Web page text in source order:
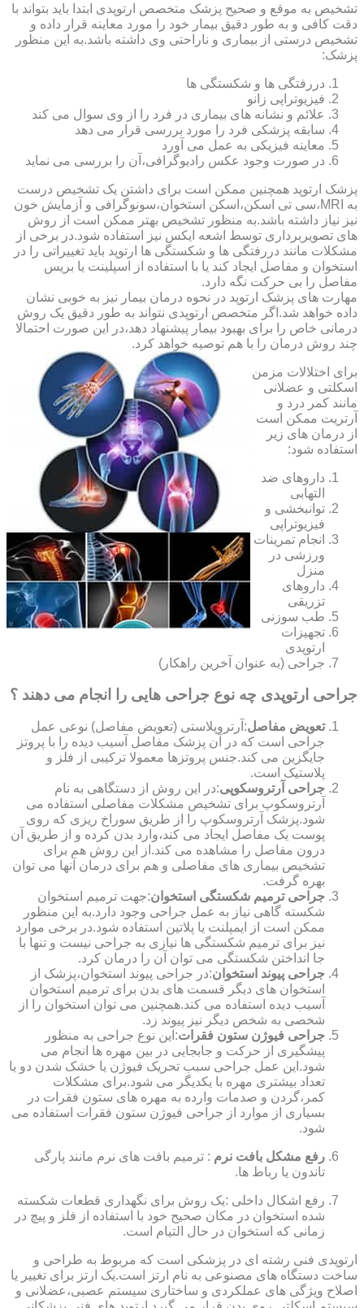
تشخیص به موقع و صحیح پزشک متخصص ارتوپدی ابتدا باید بتواند با
دقت کافی و به طور دقیق بیمار خود را مورد معاینه قرار داده و
تشخیص درستی از بیماری و ناراحتی وی داشته باشد.به این منظور
پزشک:
دررفتگی ها و شکستگی ها
فیزیوتراپی زانو
علائم و نشانه های بیماری در فرد را از وی سوال می کند
سابقه پزشکی فرد را مورد بررسی قرار می دهد
معاینه فیزیکی به عمل می آورد
در صورت وجود عکس رادیوگرافی،آن را بررسی می‎ نماید
پزشک ارتوپد همچنین ممکن است برای داشتن یک تشخیص درست
به MRI،سی تی اسکن،اسکن استخوان،سونوگرافی و آزمایش خون
نیز نیاز داشته باشد.به منظور تشخیص بهتر ممکن است از روش
های تصویربرداری توسط اشعه ایکس نیز استفاده شود.در برخی از
مشکلات مانند دررفتگی ها و شکستگی ها ارتوپد باید تغییراتی را در
استخوان و مفاصل ایجاد کند یا با استفاده از اسپلینت یا بریس
مفاصل را بی حرکت نگه دارد.
مهارت های پزشک ارتوپد در نحوه درمان بیمار نیز به خوبی نشان
داده خواهد شد.اگر متخصص ارتوپدی نتواند به طور دقیق یک روش
درمانی خاص را برای بهبود بیمار پیشنهاد دهد،در این صورت احتمالا
چند روش درمان را با هم توصیه خواهد کرد.
برای اختلالات مزمن
اسکلتی و عضلانی
مانند کمر درد و
آرتریت ممکن است
از درمان های زیر
استفاده شود:
داروهای ضد
التهابی
توانبخشی و
فیزیوتراپی
انجام تمرینات
ورزشی در
منزل
داروهای
تزریقی
طب سوزنی
تجهیزات
ارتوپدی
جراحی (به عنوان آخرین راهکار)
جراحی ارتوپدی چه نوع جراحی هایی را انجام می دهند ؟
تعویض مفاصل:آرتروپلاستی (تعویض مفاصل) نوعی عمل
جراحی است که در آن پزشک مفاصل آسیب دیده را با پروتز
جایگزین می کند.جنس پروتزها معمولا ترکیبی از فلز و
پلاستیک است.
جراحی آرتروسکوپی:در این روش از دستگاهی به نام
آرتروسکوپ برای تشخیص مشکلات مفاصلی استفاده می
شود.پزشک آرتروسکوپ را از طریق سوراخ ریزی که روی
پوست یک مفاصل ایجاد می کند،وارد بدن کرده و از طریق آن
درون مفاصل را مشاهده می کند.از این روش هم برای
تشخیص بیماری های مفاصلی و هم برای درمان آنها می توان
بهره گرفت.
جراحی ترمیم شکستگی استخوان:جهت ترمیم استخوان
شکسته گاهی نیاز به عمل جراحی وجود دارد.به این منظور
ممکن است از ایمپلنت یا پلاتین استفاده شود.در برخی موارد
نیز برای ترمیم شکستگی ها نیازی به جراحی نیست و تنها با
جا انداختن شکستگی می توان آن را درمان کرد.
جراحی پیوند استخوان:در جراحی پیوند استخوان،پزشک از
استخوان های دیگر قسمت های بدن برای ترمیم استخوان
آسیب دیده استفاده می کند.همچنین می توان استخوان را از
شخصی به شخص دیگر نیز پیوند زد.
جراحی فیوژن ستون فقرات:این نوع جراحی به منظور
پیشگیری از حرکت و جابجایی در بین مهره ها انجام می
شود.این عمل جراحی سبب تحریک فیوژن یا خشک شدن دو یا
تعداد بیشتری مهره با یکدیگر می شود.برای مشکلات
کمر،گردن و صدمات وارده به مهره های ستون فقرات در
بسیاری از موارد از جراحی فیوژن ستون فقرات استفاده می
شود.
رفع مشکل بافت نرم : ترمیم بافت های نرم مانند پارگی
تاندون یا رباط ها.
رفع اشکال داخلی :یک روش برای نگهداری قطعات شکسته
شده استخوان در مکان صحیح خود با استفاده از فلز و پیچ در
زمانی که استخوان در حال التیام است.
ارتوپدی فنی رشته ای در پزشکی است که مربوط به طراحی و
ساخت دستگاه های مصنوعی به نام ارتز است.یک ارتز برای تغییر یا
اصلاح ویژگی های عملکردی و ساختاری سیستم عصبی،عضلانی و